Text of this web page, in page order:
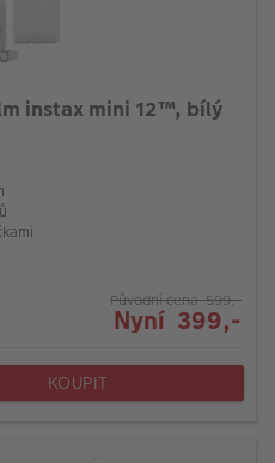
instax mini 12™, bílý
Původní cena 599,-
Nyní 399,-
KOUPIT